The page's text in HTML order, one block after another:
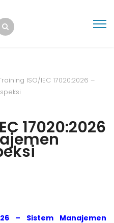
ISO/IEC 17020:2026 –
17020:2026
– Sistem Manajemen